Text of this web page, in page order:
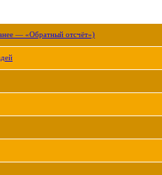
— «Обратный отсчёт»)